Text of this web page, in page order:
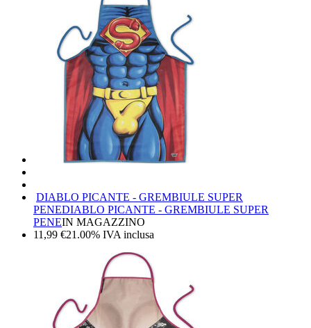
DIABLO PICANTE - GREMBIULE SUPER
PENEDIABLO PICANTE - GREMBIULE SUPER
PENEIN MAGAZZINO
11,99 €21.00% IVA inclusa